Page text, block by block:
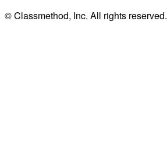
© Classmethod, Inc. All rights reserved.